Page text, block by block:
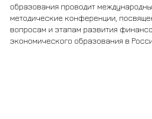
образования проводит
методические конференции,
вопросам и этапам развития
экономического образования в